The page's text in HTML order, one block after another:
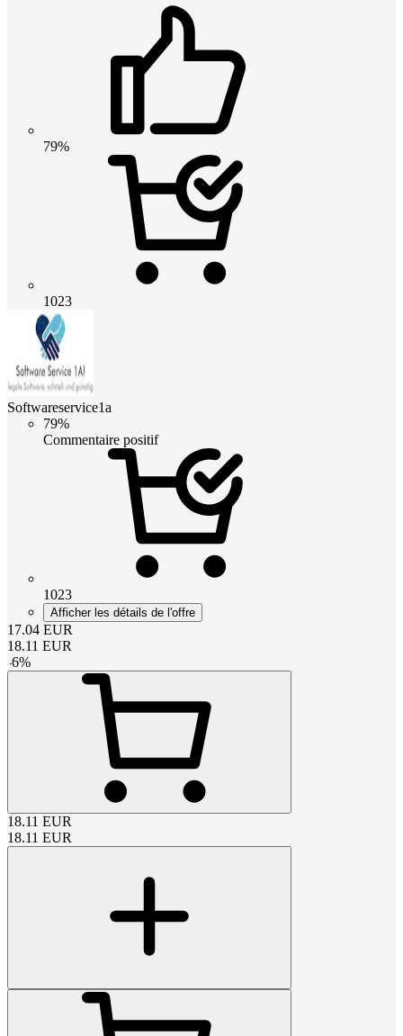
79%
1023
Softwareservice1a
79%
Commentaire positif
1023
Afficher les détails de l'offre
17.04 EUR
18.11 EUR
-6%
18.11 EUR
18.11 EUR